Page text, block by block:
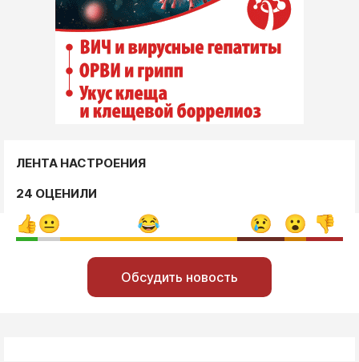
ЛЕНТА НАСТРОЕНИЯ
24 ОЦЕНИЛИ
Обсудить новость